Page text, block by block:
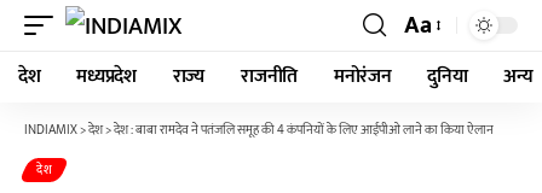
Aa
देश मध्यप्रदेश राज्य राजनीति मनोरंजन दुनिया अन्य
INDIAMIX>देश>देश : बाबा रामदेव ने पतंजलि समूह की 4 कंपनियों के लिए आईपीओ लाने का किया ऐलान
देश